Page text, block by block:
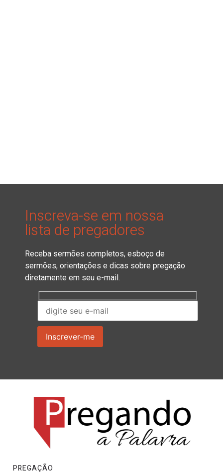
Inscreva-se em nossa
lista de pregadores
Receba sermões completos, esboço de
sermões, orientações e dicas sobre pregação
diretamente em seu e-mail.
PREGAÇÃO